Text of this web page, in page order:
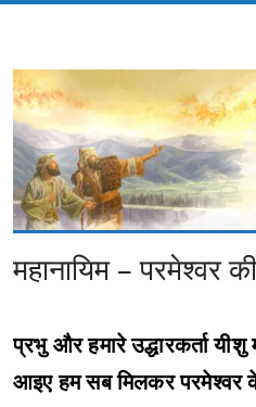
महानायिम – परमेश्‍वर
प्रभु और हमारे उद्धारकर्ता
आइए हम सब मिलकर